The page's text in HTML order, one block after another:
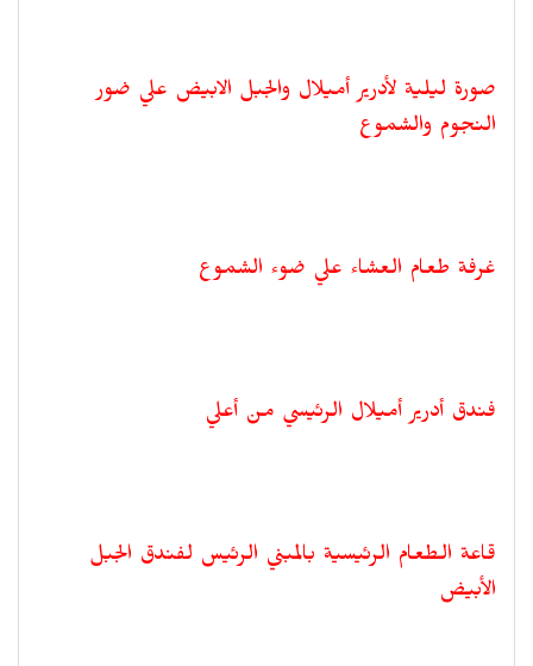
صورة ليلية لأدرير أميلال والجبل الابيض علي ضور
النجوم والشموع
غرفة طعام العشاء علي ضوء الشموع
فندق أدرير أميلال الرئيسي من أعلي
قاعة الطعام الرئيسية بالمبني الرئيس لفندق الجبل
الأبيض